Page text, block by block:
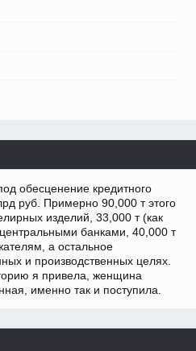
обесценение кредитного
руб. Примерно 90,000 т этого
изделий, 33,000 т (как
банками, 40,000 т
а остальное
и производственных целях.
я привела, женщина
именно так и поступила.